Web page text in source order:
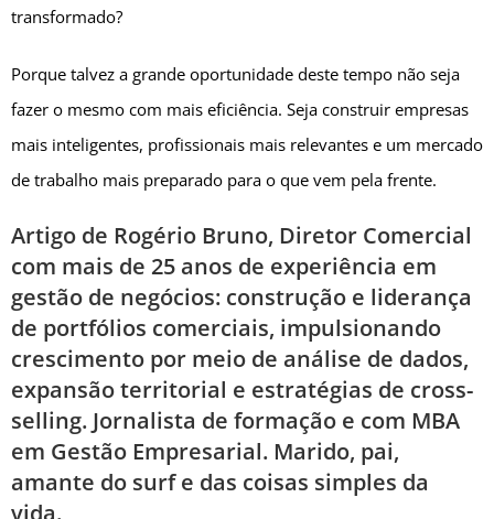
transformado?
Porque talvez a grande oportunidade deste tempo não seja
fazer o mesmo com mais eficiência. Seja construir empresas
mais inteligentes, profissionais mais relevantes e um mercado
de trabalho mais preparado para o que vem pela frente.
Artigo de Rogério Bruno, Diretor Comercial
com mais de 25 anos de experiência em
gestão de negócios: construção e liderança
de portfólios comerciais, impulsionando
crescimento por meio de análise de dados,
expansão territorial e estratégias de cross-
selling. Jornalista de formação e com MBA
em Gestão Empresarial. Marido, pai,
amante do surf e das coisas simples da
vida.